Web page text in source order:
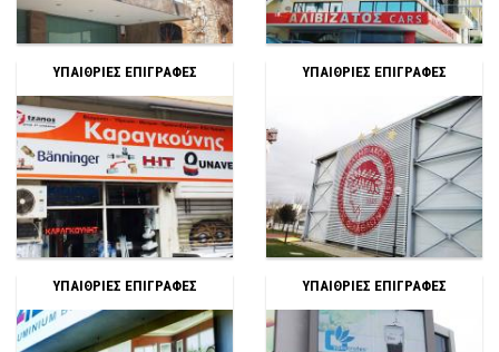
ΥΠΑΙΘΡΙΕΣ ΕΠΙΓΡΑΦΕΣ ΥΠΑΙΘΡΙΕΣ ΕΠΙΓΡΑΦΕΣ
ΥΠΑΙΘΡΙΕΣ ΕΠΙΓΡΑΦΕΣ ΥΠΑΙΘΡΙΕΣ ΕΠΙΓΡΑΦΕΣ